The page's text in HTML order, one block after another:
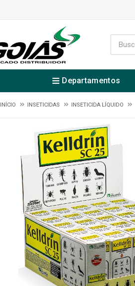
Departamentos
INÍCIO INSETICIDAS INSETICIDA LÍQUIDO